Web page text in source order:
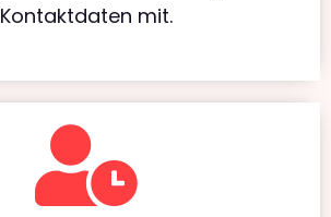
Kontaktdaten mit.